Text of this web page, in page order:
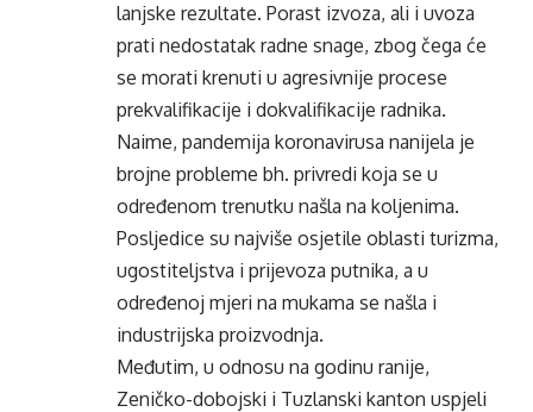
lanjske rezultate. Porast izvoza, ali i uvoza
prati nedostatak radne snage, zbog čega će
se morati krenuti u agresivnije procese
prekvalifikacije i dokvalifikacije radnika.
Naime, pandemija koronavirusa nanijela je
brojne probleme bh. privredi koja se u
određenom trenutku našla na koljenima.
Posljedice su najviše osjetile oblasti turizma,
ugostiteljstva i prijevoza putnika, a u
određenoj mjeri na mukama se našla i
industrijska proizvodnja.
Međutim, u odnosu na godinu ranije,
Zeničko-dobojski i Tuzlanski kanton uspjeli